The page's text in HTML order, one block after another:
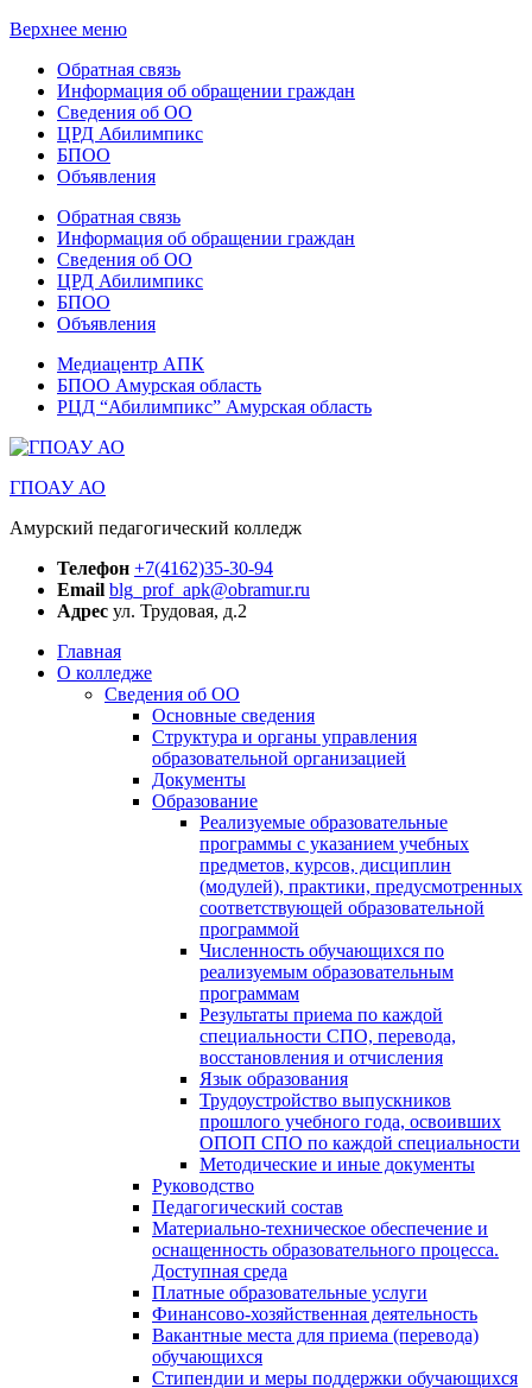
Верхнее меню
Обратная связь
Информация об обращении граждан
Сведения об ОО
ЦРД Абилимпикс
БПОО
Объявления
Обратная связь
Информация об обращении граждан
Сведения об ОО
ЦРД Абилимпикс
БПОО
Объявления
Медиацентр АПК
БПОО Амурская область
РЦД “Абилимпикс” Амурская область
ГПОАУ АО
Амурский педагогический колледж
Телефон +7(4162)35-30-94
Email blg_prof_apk@obramur.ru
Адрес ул. Трудовая, д.2
Главная
О колледже
Сведения об ОО
Основные сведения
Структура и органы управления
образовательной организацией
Документы
Образование
Реализуемые образовательные
программы с указанием учебных
предметов, курсов, дисциплин
(модулей), практики, предусмотренных
соответствующей образовательной
программой
Численность обучающихся по
реализуемым образовательным
программам
Результаты приема по каждой
специальности СПО, перевода,
восстановления и отчисления
Язык образования
Трудоустройство выпускников
прошлого учебного года, освоивших
ОПОП СПО по каждой специальности
Методические и иные документы
Руководство
Педагогический состав
Материально-техническое обеспечение и
оснащенность образовательного процесса.
Доступная среда
Платные образовательные услуги
Финансово-хозяйственная деятельность
Вакантные места для приема (перевода)
обучающихся
Стипендии и меры поддержки обучающихся